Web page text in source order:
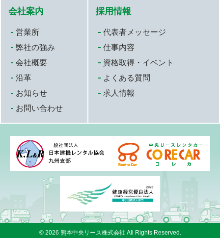
会社案内
営業所
弊社の強み
会社概要
沿革
お知らせ
お問い合わせ
採用情報
代表者メッセージ
仕事内容
資格取得・イベント
よくある質問
求人情報
© 2026 熊本中央リース株式会社 All Rights Reserved.